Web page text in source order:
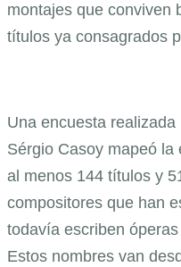
montajes que conviven
títulos ya consagrados
Una encuesta
Sérgio Casoy mapeó la
al menos 144 títulos y
compositores que han
todavía escriben
Estos nombres van